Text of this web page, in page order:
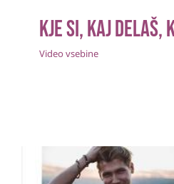
Kje si, kaj delaš,
Video vsebine